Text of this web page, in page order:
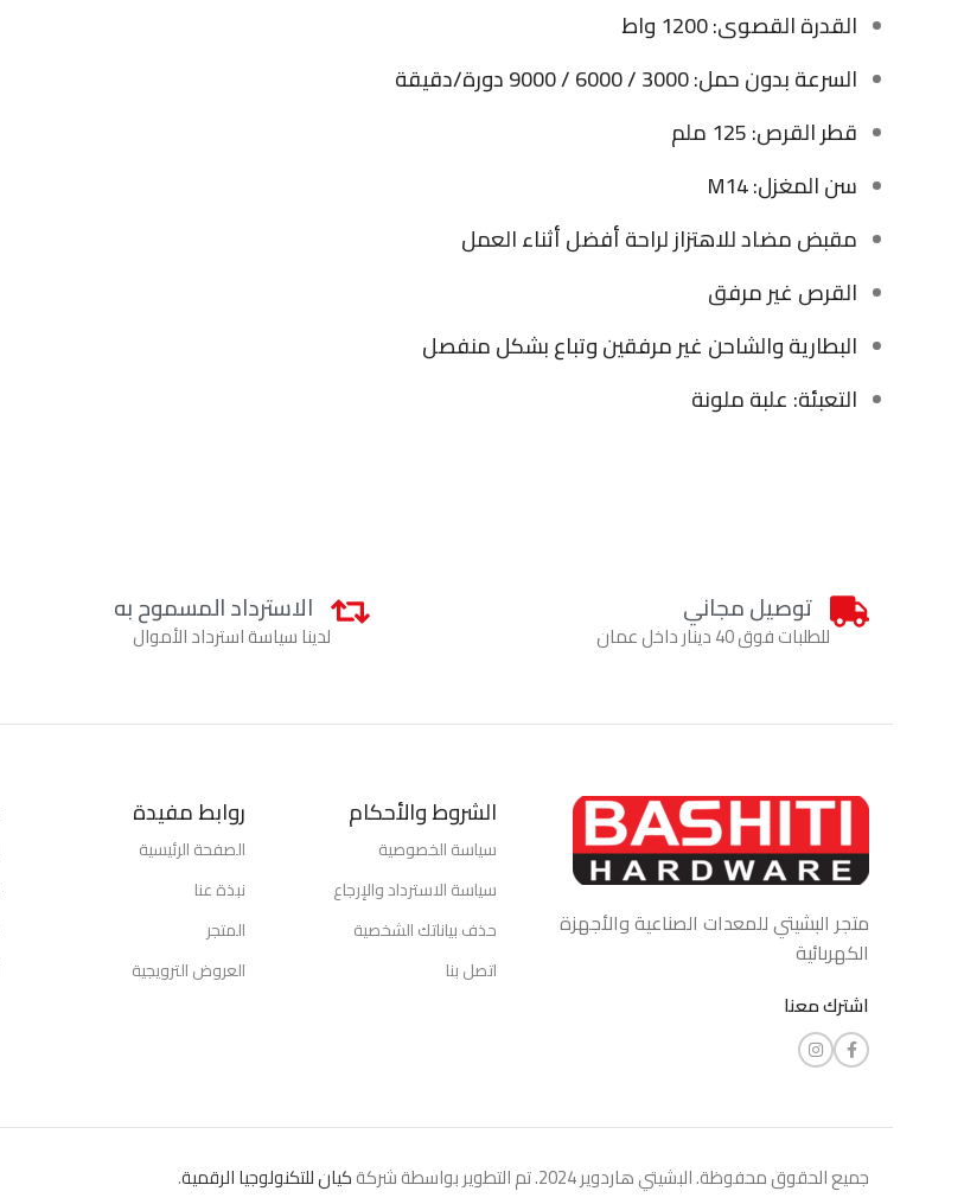
القدرة القصوى: 1200 واط
السرعة بدون حمل: 3000 / 6000 / 9000 دورة/دقيقة
قطر القرص: 125 ملم
سن المغزل: M14
مقبض مضاد للاهتزاز لراحة أفضل أثناء العمل
القرص غير مرفق
البطارية والشاحن غير مرفقين وتباع بشكل منفصل
التعبئة: علبة ملونة
توصيل مجاني
للطلبات فوق 40 دينار داخل عمان
الاسترداد المسموح به
لدينا سياسة استرداد الأموال
متجر البشيتي للمعدات الصناعية والأجهزة
الكهربائية
اشترك معنا
الشروط والأحكام
سياسة الخصوصية
سياسة الاسترداد والإرجاع
حذف بياناتك الشخصية
اتصل بنا
روابط مفيدة
الصفحة الرئيسية
نبذة عنا
المتجر
العروض الترويجية
جميع الحقوق محفوظة. البشيتي هاردوير 2024. تم التطوير بواسطة شركة كيان للتكنولوجيا الرقمية.